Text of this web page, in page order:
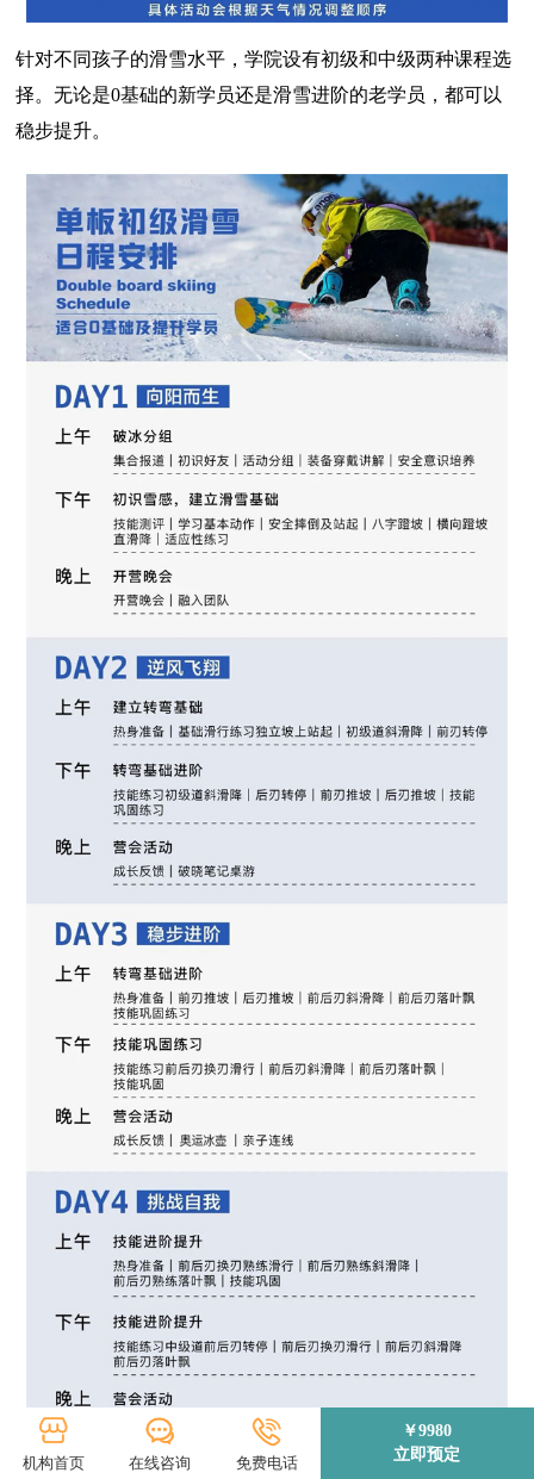
针对不同孩子的滑雪水平，学院设有初级和中级两种课程选
择。无论是0基础的新学员还是滑雪进阶的老学员，都可以
稳步提升。
机构首页 在线咨询 免费电话
￥9980
立即预定